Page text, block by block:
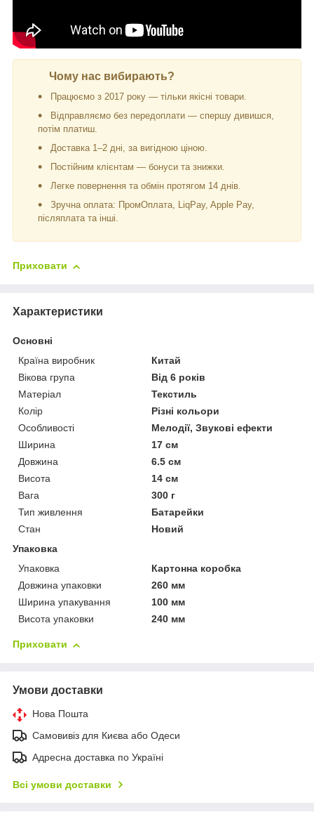
Чому нас вибирають?
Працюємо з 2017 року — тільки якісні товари.
Відправляємо без передоплати — спершу дивишся,
потім платиш.
Доставка 1–2 дні, за вигідною ціною.
Постійним клієнтам — бонуси та знижки.
Легке повернення та обмін протягом 14 днів.
Зручна оплата: ПромОплата, LiqPay, Apple Pay,
післяплата та інші.
Приховати
Характеристики
Основні
Країна виробник
Китай
Вікова група
Від 6 років
Матеріал
Текстиль
Колір
Різні кольори
Особливості
Мелодії, Звукові ефекти
Ширина
17 см
Довжина
6.5 см
Висота
14 см
Вага
300 г
Тип живлення
Батарейки
Стан
Новий
Упаковка
Упаковка
Картонна коробка
Довжина упаковки
260 мм
Ширина упакування
100 мм
Висота упаковки
240 мм
Приховати
Умови доставки
Нова Пошта
Самовивіз для Києва або Одеси
Адресна доставка по Україні
Всі умови доставки